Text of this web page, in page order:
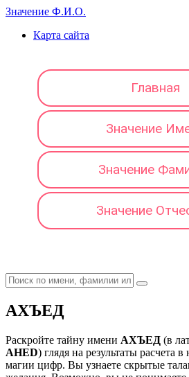
Значение Ф.И.О.
Карта сайта
Главная
Значение
Значение
Значение
АХЪЕД
Раскройте тайну имени АХЪЕД (в
AHED) глядя на результаты расчета
магии цифр. Вы узнаете скрытые